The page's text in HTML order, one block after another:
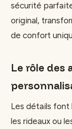
sécurité
original,
de confort
Le rôle des
Les détails font
les rideaux ou